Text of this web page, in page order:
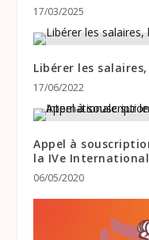
17/03/2025
Libérer les
17/06/2022
Appel à
la IVe
06/05/2020